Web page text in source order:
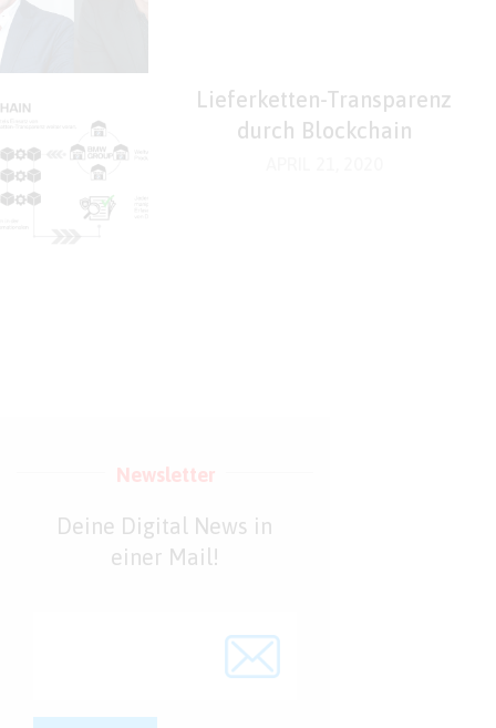
Lieferketten-Transparenz
durch Blockchain
Newsletter
Deine Digital News in
einer Mail!